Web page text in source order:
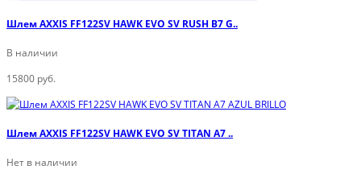
Шлем AXXIS FF122SV HAWK EVO SV RUSH B7 G..
В наличии
15800 руб.
Шлем AXXIS FF122SV HAWK EVO SV TITAN A7 ..
Нет в наличии